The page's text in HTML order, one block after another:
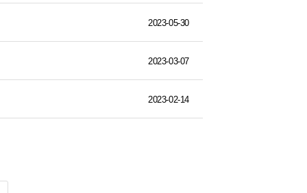
2023-05-30
2023-03-07
2023-02-14